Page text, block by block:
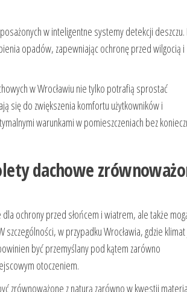
w inteligentne systemy detekcji deszczu.
opadów, zapewniając ochronę przed wilgocią i
w Wrocławiu nie tylko potrafią sprostać
się do zwiększenia komfortu użytkowników i
warunkami w pomieszczeniach bez
dachowe
ochrony przed słońcem i wiatrem, ale także
w przypadku Wrocławia, gdzie
być przemyślany pod kątem zarówno
otoczeniem.
zrównoważone z naturą zarówno w kwestii